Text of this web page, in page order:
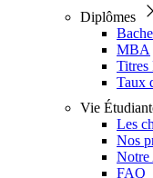
Diplômes
MBA
Titres
Taux
Vie
Les
Nos
Notre
FAQ